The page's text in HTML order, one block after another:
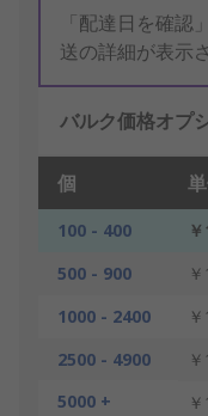
「配達日を確
送の詳細が表示
バルク価格オプ
個
100 - 400
500 - 900
1000 - 2400
2500 - 4900
5000 +